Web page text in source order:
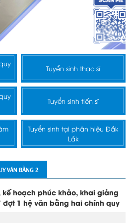
Tuyển sinh thạc sĩ
Tuyển sinh tiến sĩ
Tuyển sinh tại phân hiệu Đắk
Lắk
VĂN BẰNG 2
hoạch phúc khảo, khai giảng
đợt 1 hệ văn bằng hai chính quy